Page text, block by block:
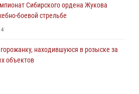
Сибирского ордена Жукова
боевой стрельбе
находившуюся в розыске за
объектов